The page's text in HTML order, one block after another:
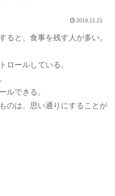
2019.11.21
ると、食事を残す人が多い。
ロールしている。
ルできる。
のは、思い通りにすることが